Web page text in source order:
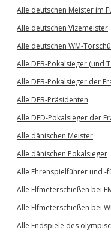
Alle deutschen Meister im
Alle deutschen Vizemeister
Alle deutschen WM-
Alle DFB-Pokalsieger (und
Alle DFB-Pokalsieger der
Alle DFB-Präsidenten
Alle DFD-Pokalsieger der
Alle dänischen Meister
Alle dänischen Pokalsieger
Alle Ehrenspielführer und -
Alle Elfmeterschießen bei
Alle Elfmeterschießen bei
Alle Endspiele des